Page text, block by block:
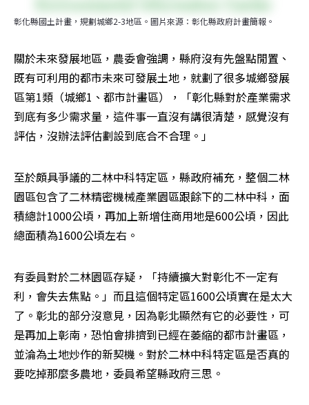
彰化縣國土計畫，規劃城鄉2-3地區。圖片來源：彰化縣政府計畫簡報。
關於未來發展地區，農委會強調，縣府沒有先盤點閒置、
既有可利用的都市未來可發展土地，就劃了很多城鄉發展
區第1類（城鄉1、都市計畫區），「彰化縣對於產業需求
到底有多少需求量，這件事一直沒有講很清楚，感覺沒有
評估，沒辦法評估劃設到底合不合理。」
至於頗具爭議的二林中科特定區，縣政府補充，整個二林
園區包含了二林精密機械產業園區跟餘下的二林中科，面
積總計1000公頃，再加上新增住商用地是600公頃，因此
總面積為1600公頃左右。
有委員對於二林園區存疑，「持續擴大對彰化不一定有
利，會失去焦點。」而且這個特定區1600公頃實在是太大
了。彰北的部分沒意見，因為彰北顯然有它的必要性，可
是再加上彰南，恐怕會排擠到已經在萎縮的都市計畫區，
並淪為土地炒作的新契機。對於二林中科特定區是否真的
要吃掉那麼多農地，委員希望縣政府三思。